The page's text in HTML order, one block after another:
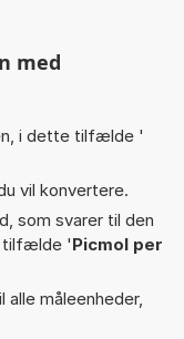
med
i dette tilfælde '
vil konvertere.
som svarer til den
tilfælde 'Picmol per
måleenheder,